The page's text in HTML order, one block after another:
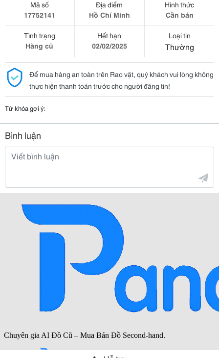
Mã số
17752141
Địa điểm
Hồ Chí Minh
Hình thức
Cần bán
Tình trạng
Hàng cũ
Hết hạn
02/02/2025
Loại tin
Thường
Để mua hàng an toàn trên Rao vặt, quý khách vui lòng không
thực hiện thanh toán trước cho người đăng tin!
Từ khóa gợi ý:
Bình luận